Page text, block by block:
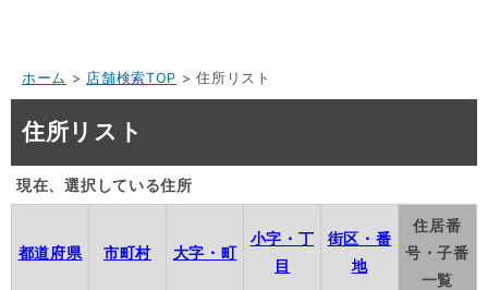
ホーム > 店舗検索TOP > 住所リスト
住所リスト
現在、選択している住所
都道府県 市町村 大字・町
小字・丁
目
街区・番
地
住居番
号・子番
一覧